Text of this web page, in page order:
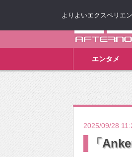
エンタメ
2025/09/28
「
よりよいエクスペリエ